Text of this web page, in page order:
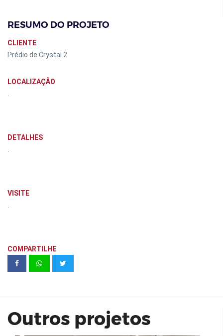
RESUMO DO PROJETO
CLIENTE
Prédio de Crystal 2
LOCALIZAÇÃO
DETALHES
VISITE
COMPARTILHE
Outros projetos
A Marquise, o MAM e nós no meio |